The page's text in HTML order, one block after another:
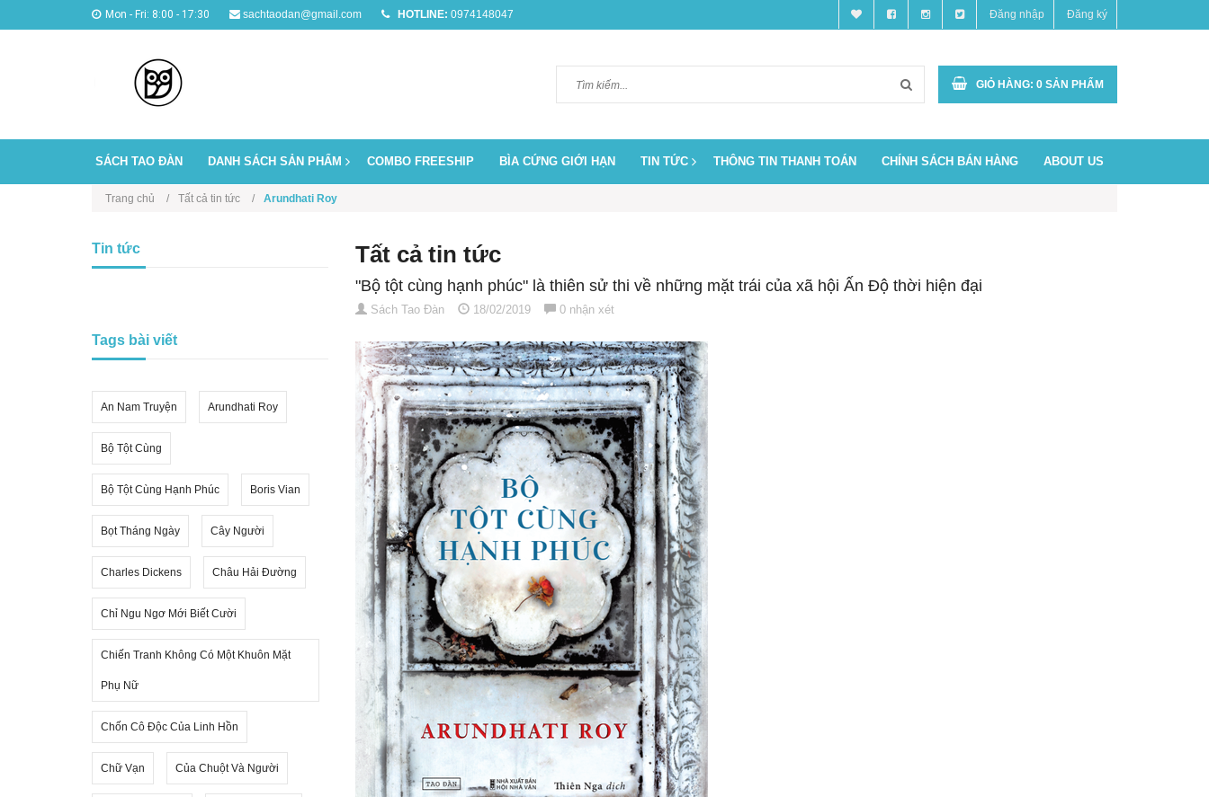
Mon - Fri: 8:00 - 17:30 sachtaodan@gmail.com HOTLINE: 0974148047 Đăng nhập Đăng ký
GIỎ HÀNG: 0 SẢN PHẨM
SÁCH TAO ĐÀN DANH SÁCH SẢN PHẨM COMBO FREESHIP BÌA CỨNG GIỚI HẠN TIN TỨC THÔNG TIN THANH TOÁN CHÍNH SÁCH BÁN HÀNG ABOUT US
Trang chủ Tất cả tin tức Arundhati Roy
Tin tức
Tags bài viết
An Nam Truyện Arundhati Roy
Bộ Tột Cùng
Bộ Tột Cùng Hạnh Phúc Boris Vian
Bọt Tháng Ngày Cây Người
Charles Dickens Châu Hải Đường
Chỉ Ngu Ngơ Mới Biết Cười
Chiến Tranh Không Có Một Khuôn Mặt
Phụ Nữ
Chốn Cô Độc Của Linh Hồn
Chữ Vạn Của Chuột Và Người
Tất cả tin tức
"Bộ tột cùng hạnh phúc" là thiên sử thi về những mặt trái của xã hội Ấn Độ thời hiện đại
Sách Tao Đàn 18/02/2019 0 nhận xét